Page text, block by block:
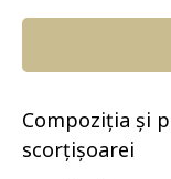
Compoziția și
scorțișoarei